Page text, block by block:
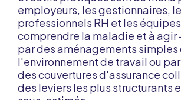
employeurs, les gestionnaires,
professionnels RH et les
comprendre la maladie et à agir
par des aménagements simples
l'environnement de travail ou
des couvertures d'assurance
des leviers les plus structurants